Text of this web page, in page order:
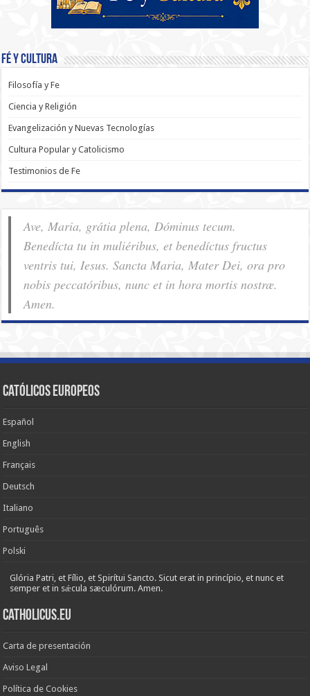
Fé y Cultura
Filosofía y Fe
Ciencia y Religión
Evangelización y Nuevas Tecnologías
Cultura Popular y Catolicismo
Testimonios de Fe
Ave, Maria, grátia plena, Dóminus tecum.
Benedícta tu in muliéribus, et benedíctus fructus
ventris tui, Iesus. Sancta Maria, Mater Dei, ora pro
nobis pec­ca­tóribus, nunc et in hora mortis nostræ.
Amen.
Católicos Europeos
Español
English
Français
Deutsch
Italiano
Português
Polski
Glória Patri, et Fílio, et Spirítui Sancto. Sicut erat in princípio, et nunc et
semper et in sǽcula sæculórum. Amen.
Catholicus.eu
Carta de presentación
Aviso Legal
Política de Cookies